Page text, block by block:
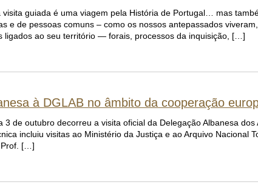
visita guiada é uma viagem pela História de Portugal… mas
e de pessoas comuns – como os nossos antepassados
ligados ao seu território — forais, processos da inquisição, […]
à DGLAB no âmbito da cooperação
3 de outubro decorreu a visita oficial da Delegação Albanesa
incluiu visitas ao Ministério da Justiça e ao Arquivo Nacional
Prof. […]